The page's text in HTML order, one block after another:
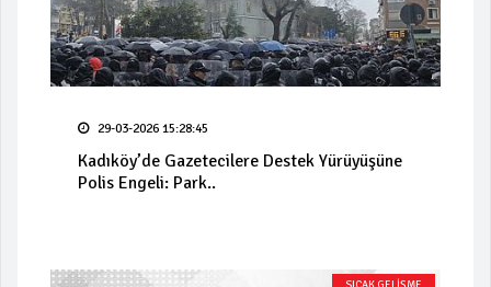
29-03-2026 15:28:45
Kadıköy’de Gazetecilere Destek Yürüyüşüne
Polis Engeli: Park..